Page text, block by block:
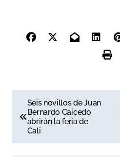
a
v
Seis novillos de Juan
Bernardo Caicedo
abrirán la feria de
Cali